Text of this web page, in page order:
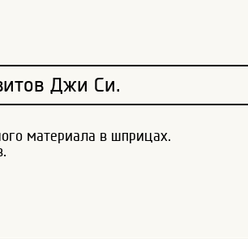
Джи Си.
материала в шприцах.